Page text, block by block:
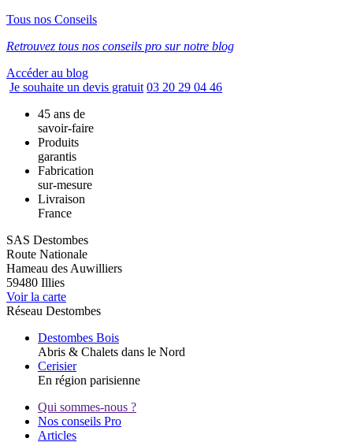
Tous nos Conseils
Retrouvez tous nos conseils pro sur notre blog
Accéder au blog
Je souhaite un devis gratuit 03 20 29 04 46
45 ans de
savoir-faire
Produits
garantis
Fabrication
sur-mesure
Livraison
France
SAS Destombes
Route Nationale
Hameau des Auwilliers
59480 Illies
Voir la carte
Réseau Destombes
Destombes Bois
Abris & Chalets dans le Nord
Cerisier
En région parisienne
Qui sommes-nous ?
Nos conseils Pro
Articles